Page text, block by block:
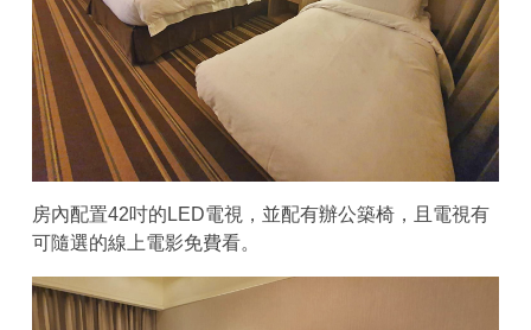
房內配置42吋的LED電視，並配有辦公築椅，且電視有
可隨選的線上電影免費看。